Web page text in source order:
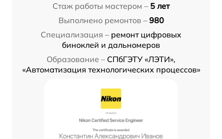
Стаж работы мастером – 5 лет
Выполнено ремонтов – 980
Специализация – ремонт цифровых
биноклей и дальномеров
Образование – СПбГЭТУ «ЛЭТИ»,
«Автоматизация технологических процессов»